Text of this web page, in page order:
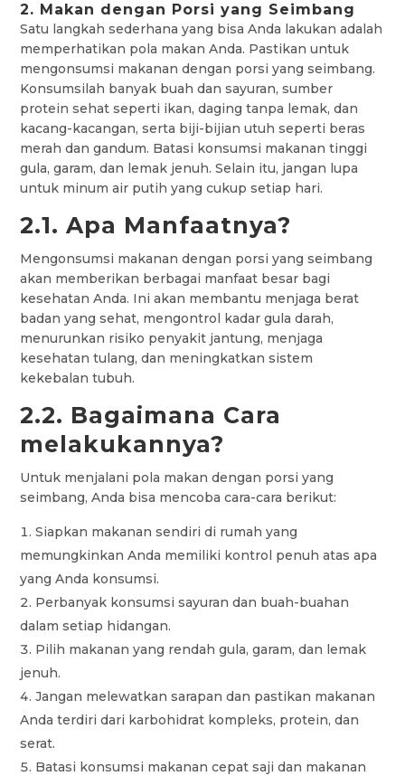
2. Makan dengan Porsi yang Seimbang
Satu langkah sederhana yang bisa Anda lakukan adalah
memperhatikan pola makan Anda. Pastikan untuk
mengonsumsi makanan dengan porsi yang seimbang.
Konsumsilah banyak buah dan sayuran, sumber
protein sehat seperti ikan, daging tanpa lemak, dan
kacang-kacangan, serta biji-bijian utuh seperti beras
merah dan gandum. Batasi konsumsi makanan tinggi
gula, garam, dan lemak jenuh. Selain itu, jangan lupa
untuk minum air putih yang cukup setiap hari.
2.1. Apa Manfaatnya?
Mengonsumsi makanan dengan porsi yang seimbang
akan memberikan berbagai manfaat besar bagi
kesehatan Anda. Ini akan membantu menjaga berat
badan yang sehat, mengontrol kadar gula darah,
menurunkan risiko penyakit jantung, menjaga
kesehatan tulang, dan meningkatkan sistem
kekebalan tubuh.
2.2. Bagaimana Cara
melakukannya?
Untuk menjalani pola makan dengan porsi yang
seimbang, Anda bisa mencoba cara-cara berikut:
Siapkan makanan sendiri di rumah yang
memungkinkan Anda memiliki kontrol penuh atas apa
yang Anda konsumsi.
Perbanyak konsumsi sayuran dan buah-buahan
dalam setiap hidangan.
Pilih makanan yang rendah gula, garam, dan lemak
jenuh.
Jangan melewatkan sarapan dan pastikan makanan
Anda terdiri dari karbohidrat kompleks, protein, dan
serat.
Batasi konsumsi makanan cepat saji dan makanan